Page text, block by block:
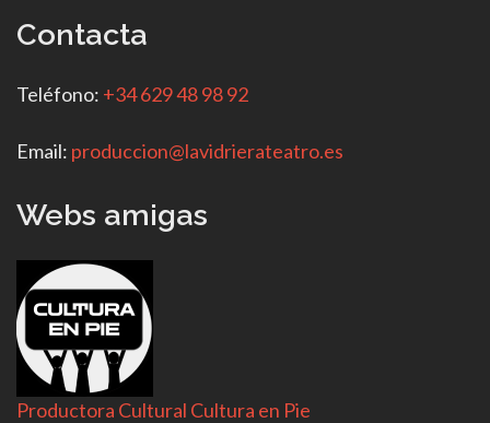
Contacta
Teléfono: +34 629 48 98 92
Email: produccion@lavidrierateatro.es
Webs amigas
Productora Cultural Cultura en Pie